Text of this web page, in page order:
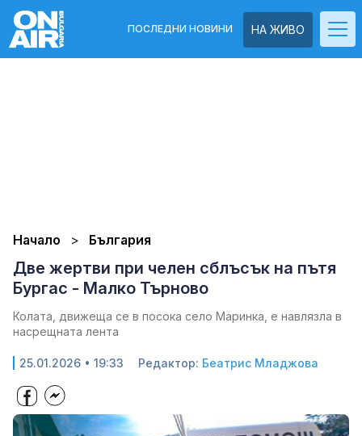
НА ЖИВО
ПОСЛЕДНИ НОВИНИ
Начало България
Две жертви при челен сблъсък на пътя
Бургас - Малко Търново
Колата, движеща се в посока село Маринка, е навлязла в
насрещната лента
25.01.2026 • 19:33 Редактор: Беатрис Младжова